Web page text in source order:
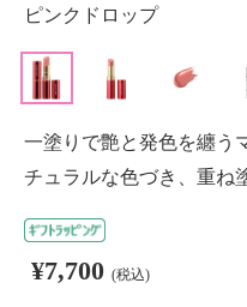
ピンクドロップ
一塗りで艶と発色を纏う
チュラルな色づき、重ね
¥7,700 (税込)